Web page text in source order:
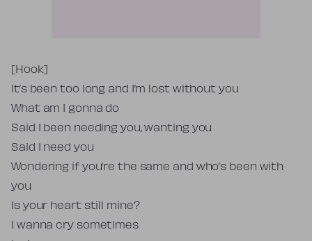
Tekst piosenki
[Hook]
It’s been too long and I’m lost without you
What am I gonna do
Said I been needing you, wanting you
Said I need you
Wondering if you’re the same and who’s been with
you
Is your heart still mine?
I wanna cry sometimes